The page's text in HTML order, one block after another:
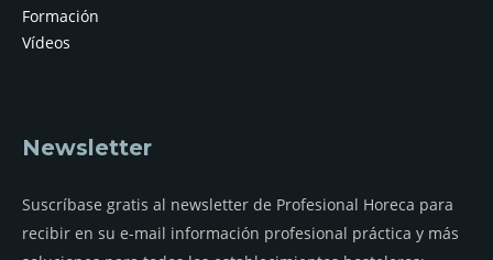
Formación
Vídeos
Newsletter
Suscríbase gratis al newsletter de Profesional Horeca para
recibir en su e-mail información profesional práctica y más